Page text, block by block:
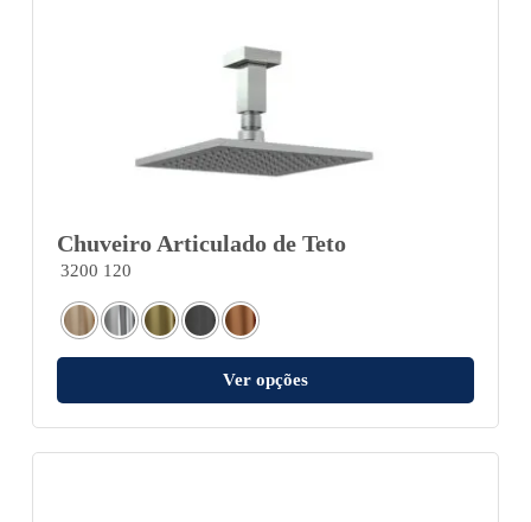
Chuveiro Articulado de Teto
3200 120
Ver opções